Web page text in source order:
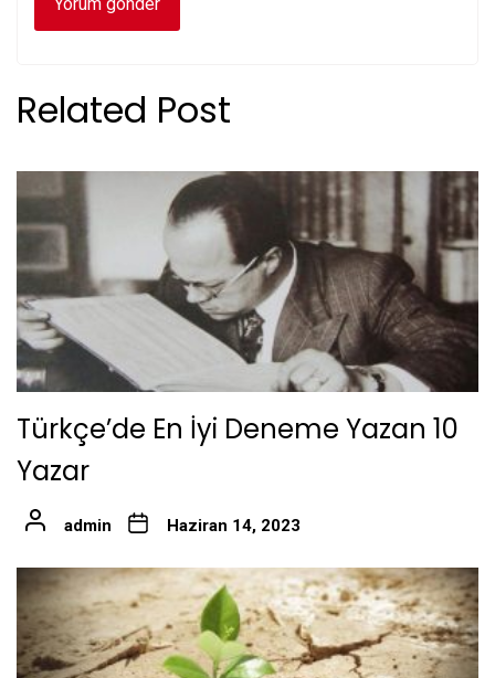
Related Post
Türkçe’de En İyi Deneme Yazan 10
Yazar
admin Haziran 14, 2023